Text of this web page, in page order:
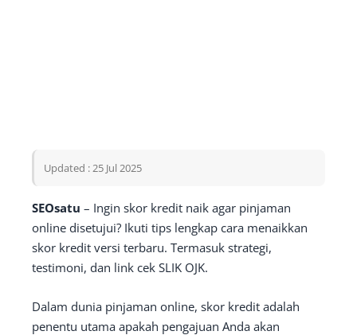
Updated : 25 Jul 2025
SEOsatu – Ingin skor kredit naik agar pinjaman
online disetujui? Ikuti tips lengkap cara menaikkan
skor kredit versi terbaru. Termasuk strategi,
testimoni, dan link cek SLIK OJK.
Dalam dunia pinjaman online, skor kredit adalah
penentu utama apakah pengajuan Anda akan